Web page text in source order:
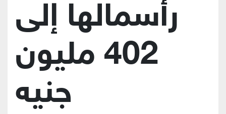
رأسمالها إلى
402 مليون
جنيه